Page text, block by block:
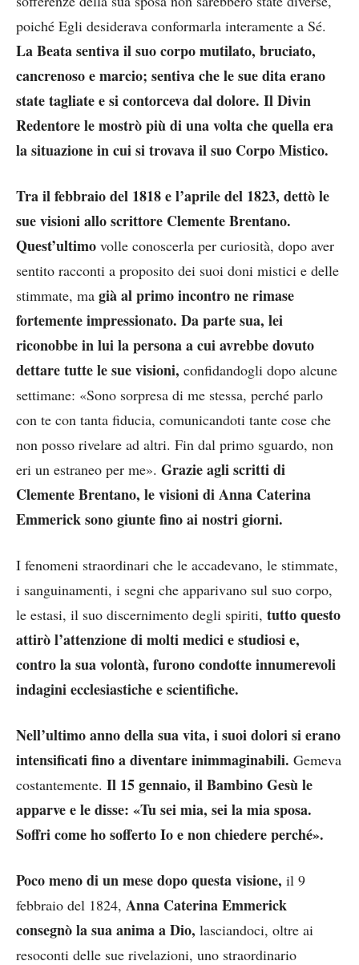
poiché Egli desiderava conformarla interamente a Sé.
La Beata sentiva il suo corpo mutilato, bruciato,
cancrenoso e marcio; sentiva che le sue dita erano
state tagliate e si contorceva dal dolore. Il Divin
Redentore le mostrò più di una volta che quella era
la situazione in cui si trovava il suo Corpo Mistico.
Tra il febbraio del 1818 e l’aprile del 1823, dettò le
sue visioni allo scrittore Clemente Brentano.
Quest’ultimo volle conoscerla per curiosità, dopo aver
sentito racconti a proposito dei suoi doni mistici e delle
stimmate, ma già al primo incontro ne rimase
fortemente impressionato. Da parte sua, lei
riconobbe in lui la persona a cui avrebbe dovuto
dettare tutte le sue visioni, confidandogli dopo alcune
settimane: «Sono sorpresa di me stessa, perché parlo
con te con tanta fiducia, comunicandoti tante cose che
non posso rivelare ad altri. Fin dal primo sguardo, non
eri un estraneo per me». Grazie agli scritti di
Clemente Brentano, le visioni di Anna Caterina
Emmerick sono giunte fino ai nostri giorni.
I fenomeni straordinari che le accadevano, le stimmate,
i sanguinamenti, i segni che apparivano sul suo corpo,
le estasi, il suo discernimento degli spiriti, tutto questo
attirò l’attenzione di molti medici e studiosi e,
contro la sua volontà, furono condotte innumerevoli
indagini ecclesiastiche e scientifiche.
Nell’ultimo anno della sua vita, i suoi dolori si erano
intensificati fino a diventare inimmaginabili. Gemeva
costantemente. Il 15 gennaio, il Bambino Gesù le
apparve e le disse: «Tu sei mia, sei la mia sposa.
Soffri come ho sofferto Io e non chiedere perché».
Poco meno di un mese dopo questa visione, il 9
febbraio del 1824, Anna Caterina Emmerick
consegnò la sua anima a Dio, lasciandoci, oltre ai
resoconti delle sue rivelazioni, uno straordinario